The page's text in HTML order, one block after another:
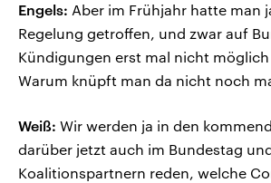
Engels: Aber im Frühjahr hatte man
Regelung getroffen, und zwar auf
Kündigungen erst mal nicht
Warum knüpft man da nicht noch
Weiß: Wir werden ja in den
darüber jetzt auch im Bundestag
Koalitionspartnern reden, welche